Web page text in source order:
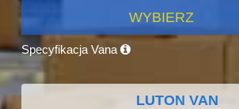
WYBIERZ
Specyfikacja Vana
LUTON VAN